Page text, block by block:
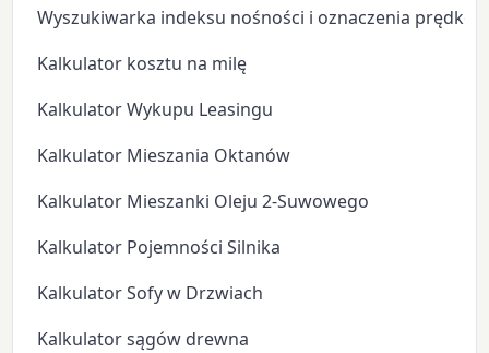
Wyszukiwarka indeksu nośności i oznaczenia
Kalkulator kosztu na milę
Kalkulator Wykupu Leasingu
Kalkulator Mieszania Oktanów
Kalkulator Mieszanki Oleju 2-Suwowego
Kalkulator Pojemności Silnika
Kalkulator Sofy w Drzwiach
Kalkulator sągów drewna